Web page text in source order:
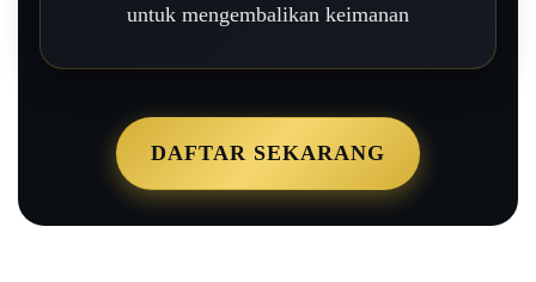
untuk mengembalikan keimanan
DAFTAR SEKARANG